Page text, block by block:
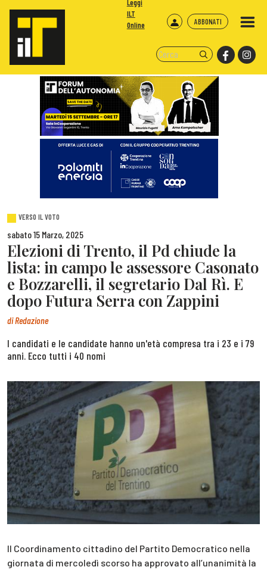
ABBONATI
Leggi
ILT
Online
VERSO IL VOTO
sabato 15 Marzo, 2025
Elezioni di Trento, il Pd chiude la
lista: in campo le assessore Casonato
e Bozzarelli, il segretario Dal Rì. E
dopo Futura Serra con Zappini
diRedazione
I candidati e le candidate hanno un'età compresa tra i 23 e i 79
anni. Ecco tutti i 40 nomi
Il Coordinamento cittadino del Partito Democratico nella
giornata di mercoledì scorso ha approvato all’unanimità la